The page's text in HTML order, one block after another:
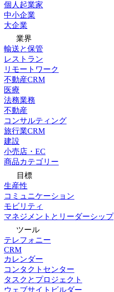
個人起業家
中小企業
大企業
業界
輸送と保管
レストラン
リモートワーク
不動産CRM
医療
法務業務
不動産
コンサルティング
旅行業CRM
建設
小売店・EC
商品カテゴリー
目標
生産性
コミュニケーション
モビリティ
マネジメントとリーダーシップ
ツール
テレフォニー
CRM
カレンダー
コンタクトセンター
タスクとプロジェクト
ウェブサイトビルダー